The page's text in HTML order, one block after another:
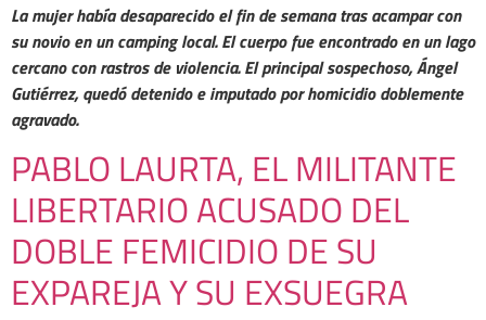
La mujer había desaparecido el fin de semana tras acampar con
su novio en un camping local. El cuerpo fue encontrado en un lago
cercano con rastros de violencia. El principal sospechoso, Ángel
Gutiérrez, quedó detenido e imputado por homicidio doblemente
agravado.
PABLO LAURTA, EL MILITANTE
LIBERTARIO ACUSADO DEL
DOBLE FEMICIDIO DE SU
EXPAREJA Y SU EXSUEGRA